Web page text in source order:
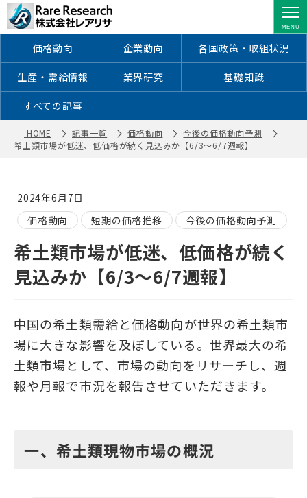
希土類市場が低迷、低価格が続く見込
みか【6/3～6/7週報】 ｜ 株式会社レ
アリサ価格動向 企業動向 各国政策・取組状況
生産・需給情報 業界研究 基礎知識
すべての記事
HOME 記事一覧 価格動向
今後の価格動向予測
希土類市場が低迷、低価格が続く見込みか【6/3～6/7週報】
2024年6月7日
価格動向
短期の価格推移 今後の価格動向予測
希土類市場が低迷、低価格が続く
見込みか【6/3～6/7週報】
中国の希土類需給と価格動向が世界の希土類市
場に大きな影響を及ぼしている。世界最大の希
土類市場として、市場の動向をリサーチし、週
報や月報で市況を報告させていただきます。
一、希土類現物市場の概況